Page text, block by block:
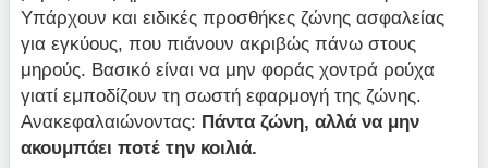
Υπάρχουν και ειδικές προσθήκες ζώνης ασφαλείας
για εγκύους, που πιάνουν ακριβώς πάνω στους
μηρούς. Βασικό είναι να μην φοράς χοντρά ρούχα
γιατί εμποδίζουν τη σωστή εφαρμογή της ζώνης.
Ανακεφαλαιώνοντας: Πάντα ζώνη, αλλά να μην
ακουμπάει ποτέ την κοιλιά.